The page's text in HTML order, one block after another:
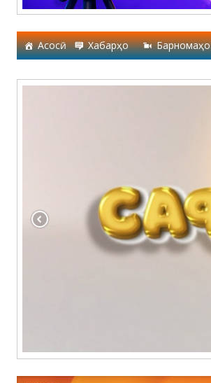
Асосӣ Хабарҳо Барномаҳо